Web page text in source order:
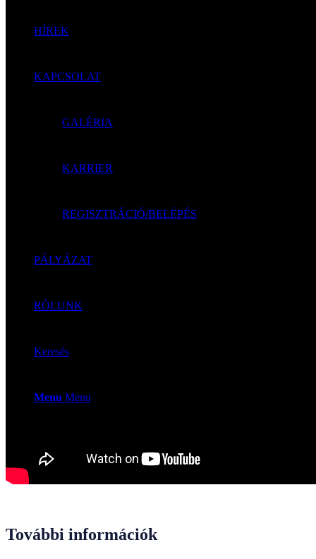
HÍREK
KAPCSOLAT
GALÉRIA
KARRIER
REGISZTRÁCIÓ/BELÉPÉS
PÁLYÁZAT
RÓLUNK
Keresés
Menu Menu
További információk